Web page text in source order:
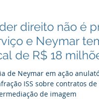
direito não é
e Neymar
de R$ 18
pela Justiça
de Neymar em ação
ISS sobre contratos
de imagem